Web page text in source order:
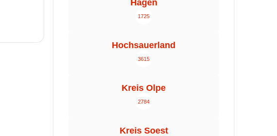
Hagen
1725
Hochsauerland
3615
Kreis Olpe
2784
Kreis Soest